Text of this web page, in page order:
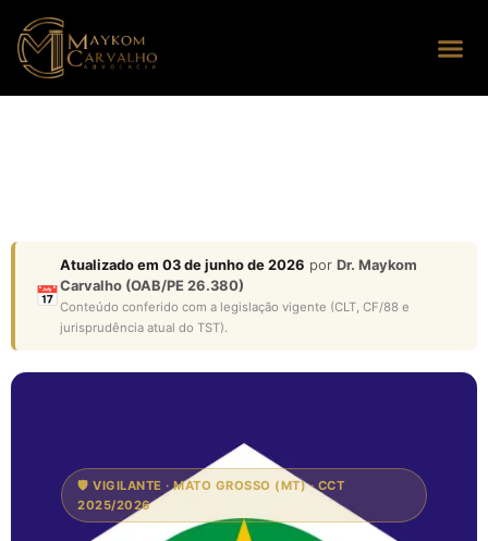
📅
Atualizado em 03 de junho de 2026 por Dr. Maykom
Carvalho (OAB/PE 26.380)
Conteúdo conferido com a legislação vigente (CLT, CF/88 e
jurisprudência atual do TST).
🛡️ VIGILANTE · MATO GROSSO (MT) · CCT
2025/2026